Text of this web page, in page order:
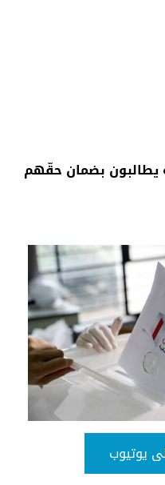
يطالبون بضمان حقّهم
يوتيوب